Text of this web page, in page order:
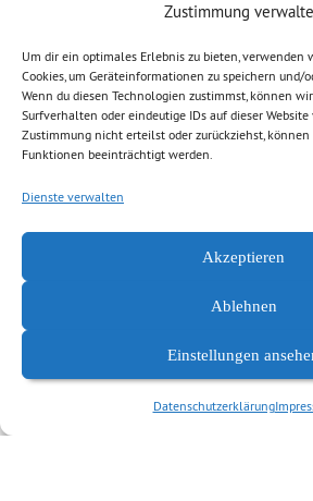
Zustimmung
Um dir ein optimales Erlebnis zu bieten, verwenden
Cookies, um Geräteinformationen zu speichern und/
Wenn du diesen Technologien zustimmst, können
Surfverhalten oder eindeutige IDs auf dieser
Zustimmung nicht erteilst oder zurückziehst,
Funktionen beeinträchtigt werden.
Dienste verwalten
Akzeptieren
Ablehnen
Einstellungen
Datenschutzerklärung
Förderung der Auseinandersetzung mit
Nationalsozialismus durch die
Erhöhung der interkulturellen
Verwaltung sowie ein
dass ausdrücklich auch die politische
Sachsen‘
https://www.gruene-fraktion-
sachsen.de/fileadmin/user_upload/
Pressemitteilung | 10.03.2016